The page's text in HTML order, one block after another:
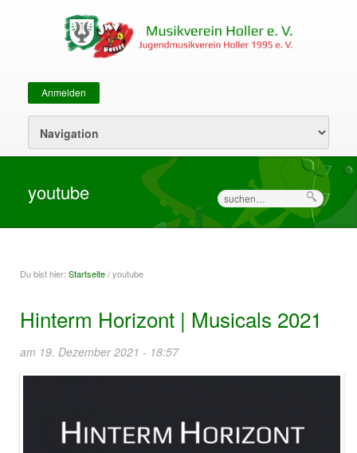
Sekundärmenü
Anmelden
youtube Suche
Du bist hier:
Sie sind hier
Startseite/ youtube
Hinterm Horizont | Musicals 2021
am 19. Dezember 2021 - 18:57